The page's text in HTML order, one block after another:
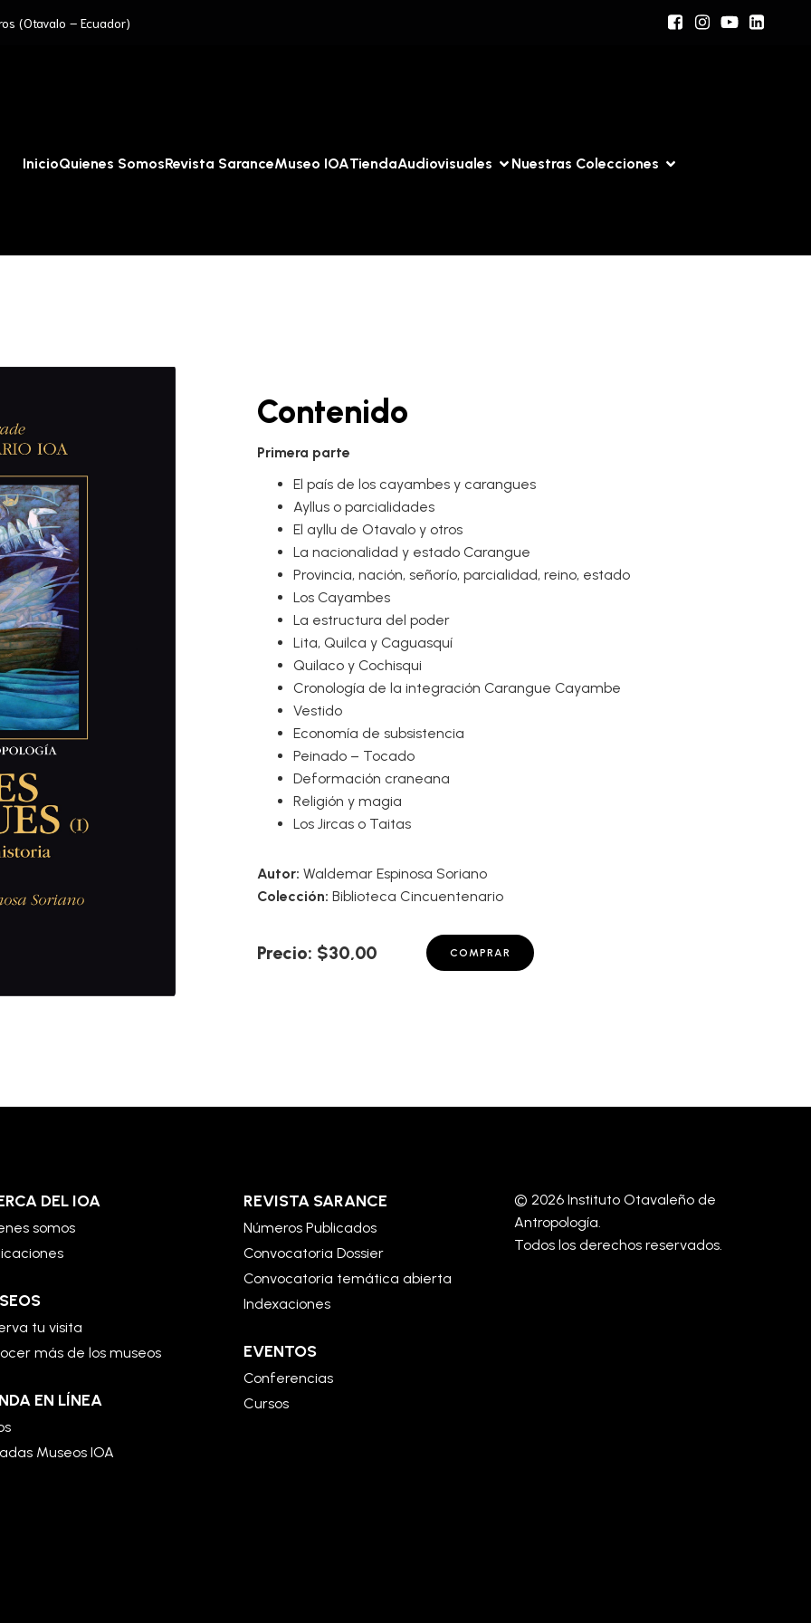
(Otavalo – Ecuador)
InicioQuienes SomosRevista SaranceMuseo IOATiendaAudiovisuales Nuestras Colecciones
Contenido
Primera parte
El país de los cayambes y carangues
Ayllus o parcialidades
El ayllu de Otavalo y otros
La nacionalidad y estado Carangue
Provincia, nación, señorío, parcialidad, reino, estado
Los Cayambes
La estructura del poder
Lita, Quilca y Caguasquí
Quilaco y Cochisqui
Cronología de la integración Carangue Cayambe
Vestido
Economía de subsistencia
Peinado – Tocado
Deformación craneana
Religión y magia
Los Jircas o Taitas
Autor: Waldemar Espinosa Soriano
Colección: Biblioteca Cincuentenario
Precio: $30,00 COMPRAR
DEL IOA
somos
tu visita
más de los museos
EN LÍNEA
Museos IOA
REVISTA SARANCE
Números Publicados
Convocatoria Dossier
Convocatoria temática abierta
Indexaciones
EVENTOS
Conferencias
Cursos
© 2026 Instituto Otavaleño de
Antropología.
Todos los derechos reservados.